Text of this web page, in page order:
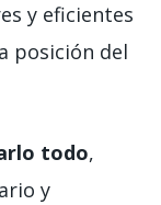
y eficientes
posición del
todo,
y